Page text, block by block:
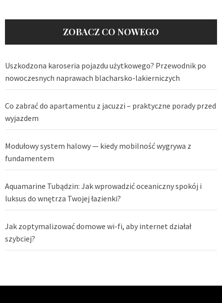
ZOBACZ CO NOWEGO
Uszkodzona karoseria pojazdu użytkowego? Przewodnik po
nowoczesnych naprawach blacharsko-lakierniczych
Co zabrać do apartamentu z jacuzzi – praktyczne porady przed
wyjazdem
Modułowy system halowy — kiedy mobilność wygrywa z
fundamentem
Aquamarine Tubądzin: Jak wprowadzić oceaniczny spokój i
luksus do wnętrza Twojej łazienki?
Jak zoptymalizować domowe wi-fi, aby internet działał
szybciej?